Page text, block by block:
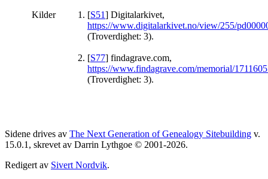
Kilder [S51] Digitalarkivet,
https://www.digitalarkivet.no/view/255/
(Troverdighet: 3).
[S77] findagrave.com,
https://www.findagrave.com/memorial/
(Troverdighet: 3).
Sidene drives av The Next Generation of Genealogy Sitebuilding v.
15.0.1, skrevet av Darrin Lythgoe © 2001-2026.
Redigert av Sivert Nordvik.